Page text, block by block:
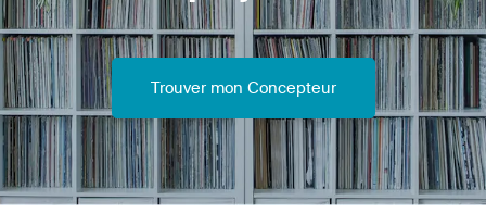
Trouver mon Concepteur